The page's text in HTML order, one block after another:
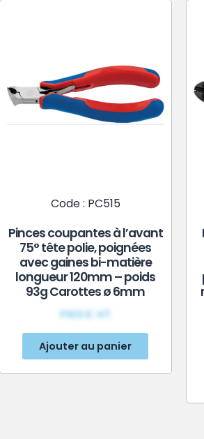
Code : PC515
Pinces coupantes à l’avant
75° tête polie, poignées
avec gaines bi-matière
longueur 120mm – poids
93g Carottes ø 6mm
PRIX€ HT
Ajouter au panier